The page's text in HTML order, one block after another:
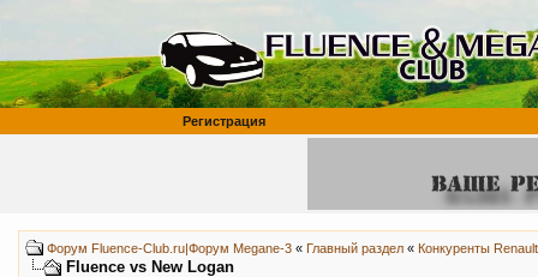
Регистрация
Форум Fluence-Club.ru|Форум Megane-3 « Главный раздел « Конкуренты
Fluence vs New Logan